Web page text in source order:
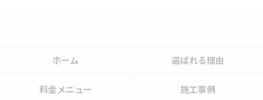
ホーム 選ばれる理由
料金メニュー 施工事例